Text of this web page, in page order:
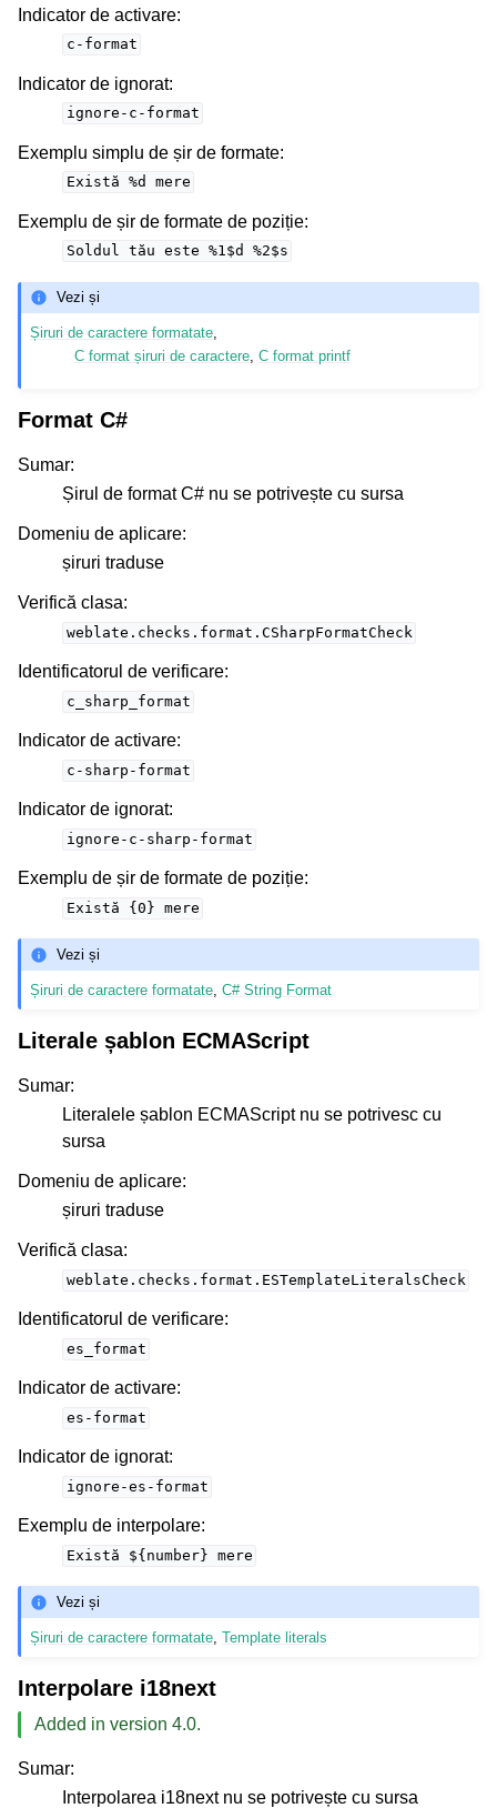
Indicator de activare:
c-format
Indicator de ignorat:
ignore-c-format
Exemplu simplu de șir de formate:
Există %d mere
Exemplu de șir de formate de poziție:
Soldul tău este %1$d %2$s
Vezi și
Șiruri de caractere formatate,
C format șiruri de caractere,C format printf
Format C#
Sumar:
Șirul de format C# nu se potrivește cu sursa
Domeniu de aplicare:
șiruri traduse
Verifică clasa:
weblate.checks.format.CSharpFormatCheck
Identificatorul de verificare:
c_sharp_format
Indicator de activare:
c-sharp-format
Indicator de ignorat:
ignore-c-sharp-format
Exemplu de șir de formate de poziție:
Există {0} mere
Vezi și
Șiruri de caractere formatate,C# String Format
Literale șablon ECMAScript
Sumar:
Literalele șablon ECMAScript nu se potrivesc cu
sursa
Domeniu de aplicare:
șiruri traduse
Verifică clasa:
weblate.checks.format.ESTemplateLiteralsCheck
Identificatorul de verificare:
es_format
Indicator de activare:
es-format
Indicator de ignorat:
ignore-es-format
Exemplu de interpolare:
Există ${number} mere
Vezi și
Șiruri de caractere formatate,Template literals
Interpolare i18next
Added in version 4.0.
Sumar:
Interpolarea i18next nu se potrivește cu sursa